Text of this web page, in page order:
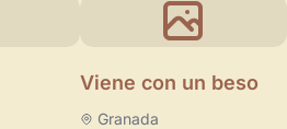
Viene con un beso
Granada